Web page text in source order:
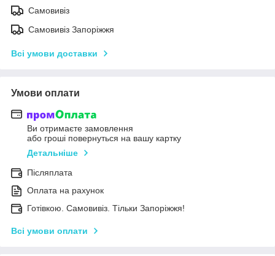
Самовивіз
Самовивіз Запоріжжя
Всі умови доставки
Умови оплати
Ви отримаєте замовлення
або гроші повернуться на вашу картку
Детальніше
Післяплата
Оплата на рахунок
Готівкою. Самовивіз. Тільки Запоріжжя!
Всі умови оплати